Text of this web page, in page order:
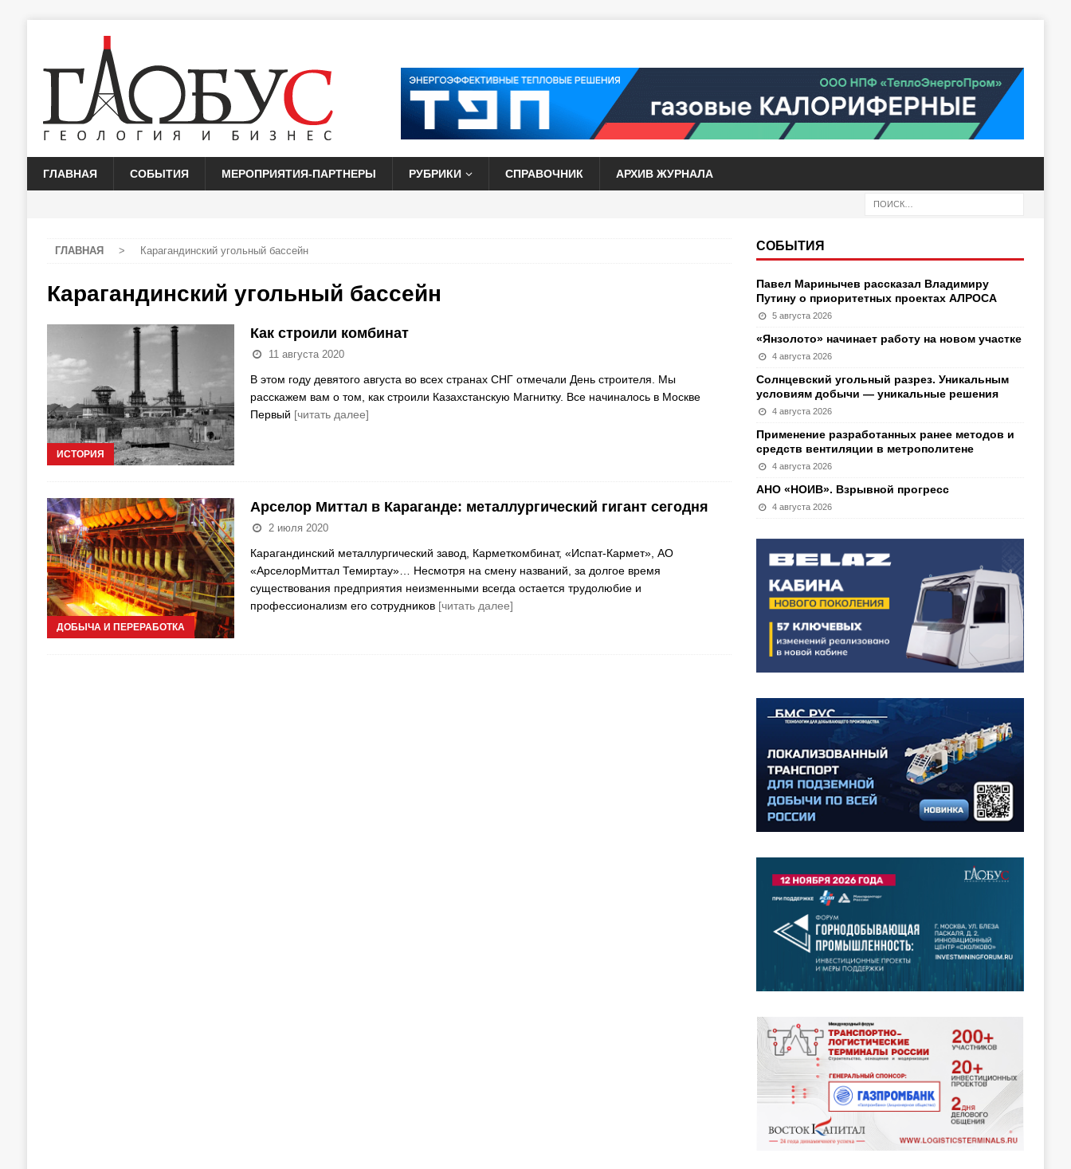
ГЛАВНАЯ СОБЫТИЯ МЕРОПРИЯТИЯ-ПАРТНЕРЫ РУБРИКИ СПРАВОЧНИК АРХИВ ЖУРНАЛА
ГЛАВНАЯ > Карагандинский угольный бассейн
Карагандинский угольный бассейн
ИСТОРИЯ
Как строили комбинат
11 августа 2020
В этом году девятого августа во всех странах СНГ отмечали День строителя. Мы
расскажем вам о том, как строили Казахстанскую Магнитку. Все начиналось в Москве
Первый [читать далее]
ДОБЫЧА И ПЕРЕРАБОТКА
Арселор Миттал в Караганде: металлургический гигант сегодня
2 июля 2020
Карагандинский металлургический завод, Карметкомбинат, «Испат-Кармет», АО
«АрселорМиттал Темиртау»… Несмотря на смену названий, за долгое время
существования предприятия неизменными всегда остается трудолюбие и
профессионализм его сотрудников [читать далее]
СОБЫТИЯ
Павел Маринычев рассказал Владимиру
Путину о приоритетных проектах АЛРОСА
5 августа 2026
«Янзолото» начинает работу на новом участке
4 августа 2026
Солнцевский угольный разрез. Уникальным
условиям добычи — уникальные решения
4 августа 2026
Применение разработанных ранее методов и
средств вентиляции в метрополитене
4 августа 2026
АНО «НОИВ». Взрывной прогресс
4 августа 2026